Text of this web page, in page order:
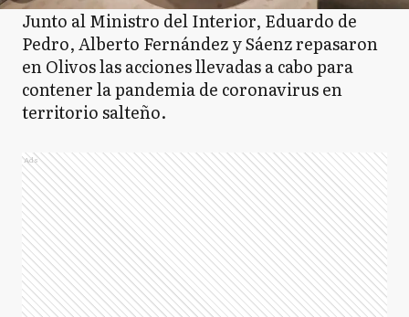
Junto al Ministro del Interior, Eduardo de
Pedro, Alberto Fernández y Sáenz repasaron
en Olivos las acciones llevadas a cabo para
contener la pandemia de coronavirus en
territorio salteño.
Ads